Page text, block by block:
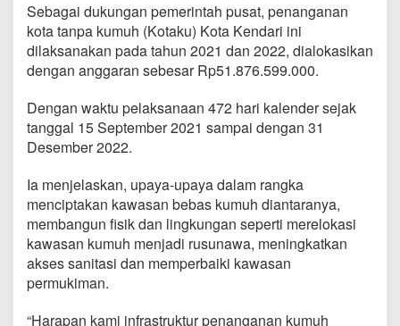
Sebagai dukungan pemerintah pusat, penanganan
kota tanpa kumuh (Kotaku) Kota Kendari ini
dilaksanakan pada tahun 2021 dan 2022, dialokasikan
dengan anggaran sebesar Rp51.876.599.000.
Dengan waktu pelaksanaan 472 hari kalender sejak
tanggal 15 September 2021 sampai dengan 31
Desember 2022.
Ia menjelaskan, upaya-upaya dalam rangka
menciptakan kawasan bebas kumuh diantaranya,
membangun fisik dan lingkungan seperti merelokasi
kawasan kumuh menjadi rusunawa, meningkatkan
akses sanitasi dan memperbaiki kawasan
permukiman.
“Harapan kami infrastruktur penanganan kumuh